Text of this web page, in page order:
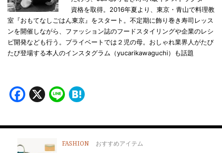
資格を取得。2016年夏より、東京・青山で料理教
室『おもてなしごはん東京』をスタート。不定期に飾り巻き寿司レッス
ンを開催しながら、ファッション誌のフードスタイリングや企業のレシ
ピ開発なども行う。プライベートでは２児の母。おしゃれ業界人がたび
たび登場する本人のインスタグラム（yucarikawaguchi）も話題
Facebook
X Line
FASHION おすすめアイテム